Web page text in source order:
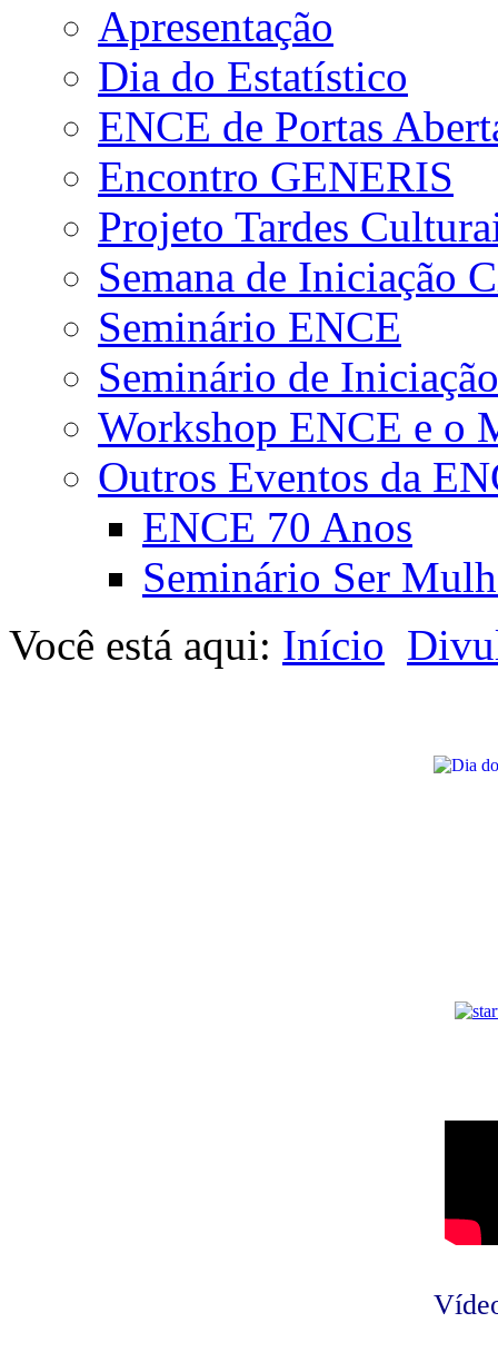
Apresentação
Dia do Estatístico
ENCE de Portas
Encontro GENERIS
Projeto Tardes
Semana de Iniciação
Seminário ENCE
Seminário de
Workshop ENCE e o
Outros Eventos da
ENCE 70 Anos
Seminário Ser
Você está aqui: Início